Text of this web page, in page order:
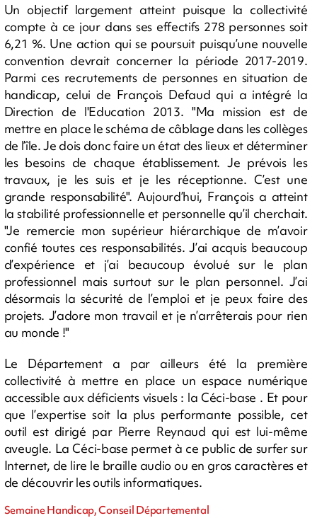
Un objectif largement atteint puisque la collectivité
compte à ce jour dans ses effectifs 278 personnes soit
6,21 %. Une action qui se poursuit puisqu’une nouvelle
convention devrait concerner la période 2017-2019.
Parmi ces recrutements de personnes en situation de
handicap, celui de François Defaud qui a intégré la
Direction de l'Education 2013. "Ma mission est de
mettre en place le schéma de câblage dans les collèges
de l’île. Je dois donc faire un état des lieux et déterminer
les besoins de chaque établissement. Je prévois les
travaux, je les suis et je les réceptionne. C’est une
grande responsabilité". Aujourd’hui, François a atteint
la stabilité professionnelle et personnelle qu’il cherchait.
"Je remercie mon supérieur hiérarchique de m’avoir
confié toutes ces responsabilités. J’ai acquis beaucoup
d’expérience et j’ai beaucoup évolué sur le plan
professionnel mais surtout sur le plan personnel. J’ai
désormais la sécurité de l’emploi et je peux faire des
projets. J’adore mon travail et je n’arrêterais pour rien
au monde !"
Le Département a par ailleurs été la première
collectivité à mettre en place un espace numérique
accessible aux déficients visuels : la Céci-base . Et pour
que l’expertise soit la plus performante possible, cet
outil est dirigé par Pierre Reynaud qui est lui-même
aveugle. La Céci-base permet à ce public de surfer sur
Internet, de lire le braille audio ou en gros caractères et
de découvrir les outils informatiques.
Semaine Handicap, Conseil Départemental